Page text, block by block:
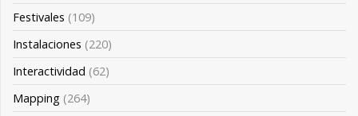
Festivales (109)
Instalaciones (220)
Interactividad (62)
Mapping (264)